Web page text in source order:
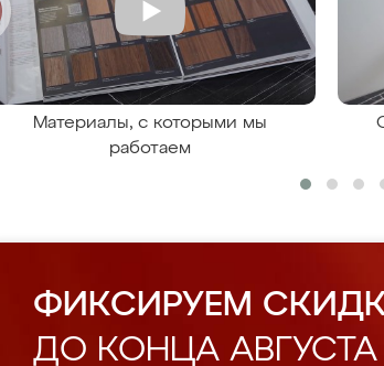
Материалы, с которыми мы
работаем
ФИКСИРУЕМ
ДО КОНЦА АВГУСТА